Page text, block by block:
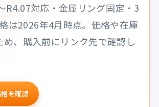
R4.07対応・金属リング固定・3
は2026年4月時点。価格や在庫
め、購入前にリンク先で確認し
を確認